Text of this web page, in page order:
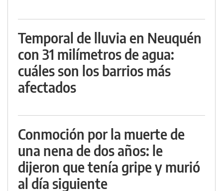
Temporal de lluvia en Neuquén
con 31 milímetros de agua:
cuáles son los barrios más
afectados
Conmoción por la muerte de
una nena de dos años: le
dijeron que tenía gripe y murió
al día siguiente